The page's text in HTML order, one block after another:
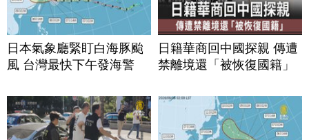
日本氣象廳緊盯白海豚颱
風 台灣最快下午發海警
日籍華商回中國探親 傳遭
禁離境還「被恢復國籍」